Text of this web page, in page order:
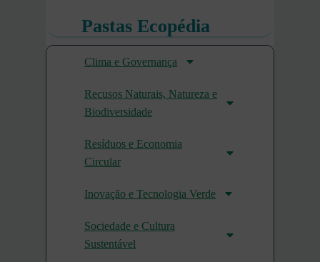
Pastas Ecopédia
Clima e Governança
Recusos Naturais, Natureza e
Biodiversidade
Resíduos e Economia
Circular
Inovação e Tecnologia Verde
Sociedade e Cultura
Sustentável